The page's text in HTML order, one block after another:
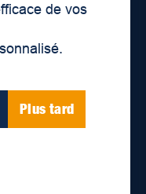
de vos
Plus tard